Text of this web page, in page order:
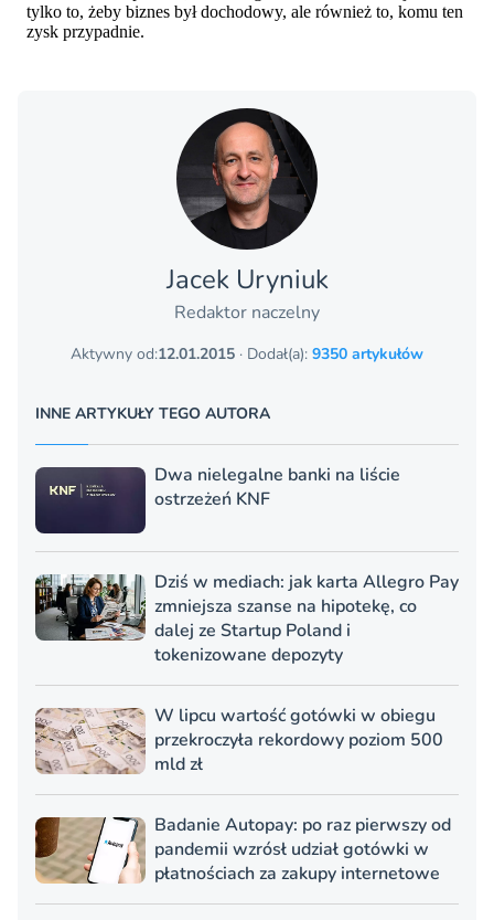
Jacek Uryniuk
Redaktor naczelny
Aktywny od:12.01.2015 · Dodał(a): 9350 artykułów
INNE ARTYKUŁY TEGO AUTORA
Dwa nielegalne banki na liście
ostrzeżeń KNF
Dziś w mediach: jak karta Allegro Pay
zmniejsza szanse na hipotekę, co
dalej ze Startup Poland i
tokenizowane depozyty
W lipcu wartość gotówki w obiegu
przekroczyła rekordowy poziom 500
mld zł
Badanie Autopay: po raz pierwszy od
pandemii wzrósł udział gotówki w
płatnościach za zakupy internetowe